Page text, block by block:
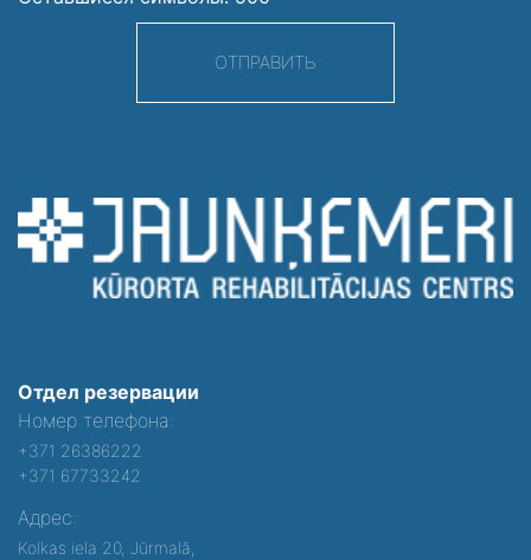
ОТПРАВИТЬ
Отдел резервации
Номер телефона:
+371 26386222
+371 67733242
Адрес:
Kolkas iela 20, Jūrmalā,